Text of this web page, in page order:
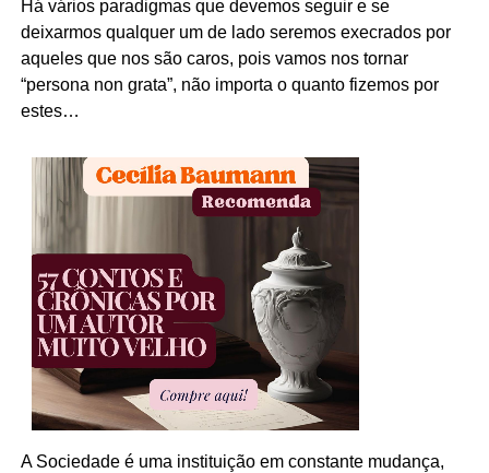
Há vários paradigmas que devemos seguir e se
deixarmos qualquer um de lado seremos execrados por
aqueles que nos são caros, pois vamos nos tornar
“persona non grata”, não importa o quanto fizemos por
estes…
A Sociedade é uma instituição em constante mudança,